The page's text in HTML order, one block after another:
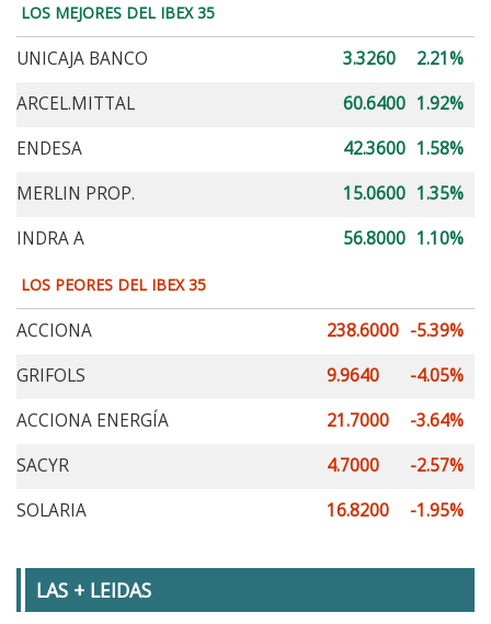
LOS MEJORES DEL IBEX 35
UNICAJA BANCO 3.3260
2.21%
ARCEL.MITTAL
60.6400 1.92%
ENDESA
42.3600 1.58%
MERLIN PROP.
15.0600 1.35%
INDRA A
56.8000 1.10%
LOS PEORES DEL IBEX 35
ACCIONA 238.6000 -5.39%
GRIFOLS
9.9640
-4.05%
ACCIONA ENERGÍA
21.7000
-3.64%
SACYR
4.7000
-2.57%
SOLARIA
16.8200 -1.95%
LAS + LEIDAS